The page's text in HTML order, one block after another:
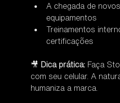
A chegada de
equipamentos
Treinamentos
certificações
🎥 Dica prática: Faça
com seu celular. A
humaniza a marca.